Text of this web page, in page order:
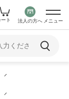
ート 法人の方へ メニュー